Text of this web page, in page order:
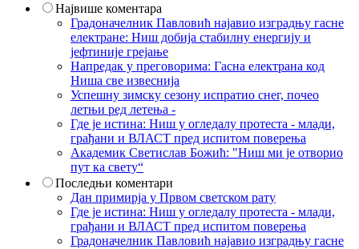
Највише коментара
Градоначелник Павловић најавио изградњу гасне
електране: Ниш добија стабилну енергију и
јефтиније грејање
Напредак у преговорима: Гасна електрана код
Ниша све извеснија
Успешну зимску сезону испратио снег, почео
летњи ред летења -
Где је истина: Ниш у огледалу протеста - млади,
грађани и ВЛАСТ пред испитом поверења
Академик Светислав Божић: "Ниш ми је отворио
пут ка свету“
Последњи коментари
Дан примирја у Првом светском рату
Где је истина: Ниш у огледалу протеста - млади,
грађани и ВЛАСТ пред испитом поверења
Градоначелник Павловић најавио изградњу гасне